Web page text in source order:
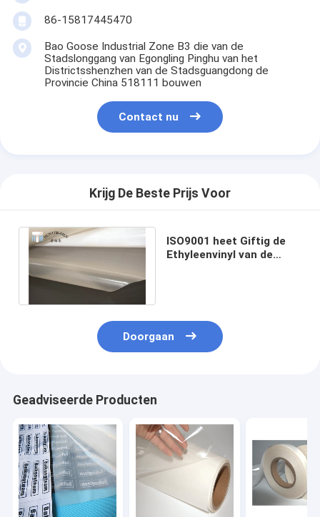
86-15817445470
Bao Goose Industrial Zone B3 die van de
Stadslonggang van Egongling Pinghu van het
Districtsshenzhen van de Stadsguangdong de
Provincie China 518111 bouwen
Contact nu
Krijg De Beste Prijs Voor
ISO9001 heet Giftig de
Ethyleenvinyl van de
Doorgaan
Geadviseerde Producten